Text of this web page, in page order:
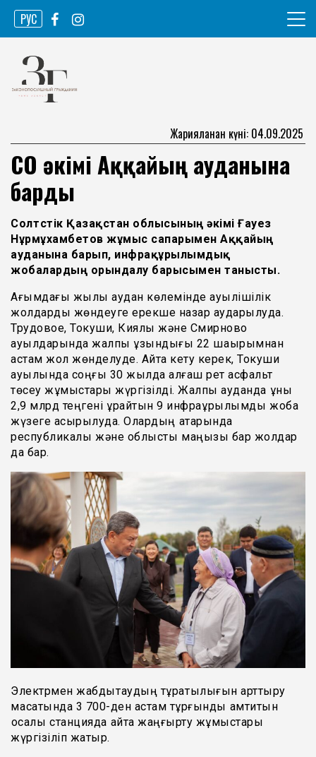
Skip
content
РУС
Законопослушный гражданин
Жарияланған күні: 04.09.2025
СҚО әкімі Аққайың ауданына
барды
Солтүстік Қазақстан облысының әкімі Ғауез
Нұрмұхамбетов жұмыс сапарымен Аққайың
ауданына барып, инфрақұрылымдық
жобалардың орындалу барысымен танысты.
Ағымдағы жылы аудан көлемінде ауылішілік
жолдарды жөндеуге ерекше назар аударылуда.
Трудовое, Токуши, Киялы және Смирново
ауылдарында жалпы ұзындығы 22 шақырымнан
астам жол жөнделуде. Айта кету керек, Токуши
ауылында соңғы 30 жылда алғаш рет асфальт
төсеу жұмыстары жүргізілді. Жалпы ауданда құны
2,9 млрд теңгені құрайтын 9 инфрақұрылымдық жоба
жүзеге асырылуда. Олардың қатарында
республикалық және облыстық маңызы бар жолдар
да бар.
Электрмен жабдықтаудың тұрақтылығын арттыру
мақсатында 3 700-ден астам тұрғынды қамтитын
қосалқы станцияда қайта жаңғырту жұмыстары
жүргізіліп жатыр.